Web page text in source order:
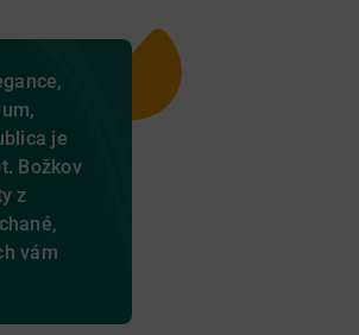
je
Božkov
z
vám